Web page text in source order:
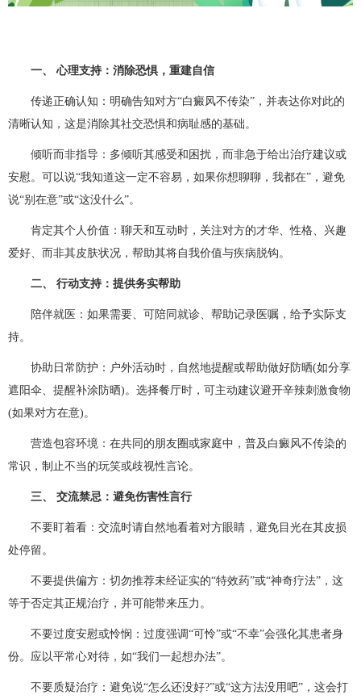
一、 心理支持：消除恐惧，重建自信
传递正确认知：明确告知对方“白癜风不传染”，并表达你对此的
清晰认知，这是消除其社交恐惧和病耻感的基础。
倾听而非指导：多倾听其感受和困扰，而非急于给出治疗建议或
安慰。可以说“我知道这一定不容易，如果你想聊聊，我都在”，避免
说“别在意”或“这没什么”。
肯定其个人价值：聊天和互动时，关注对方的才华、性格、兴趣
爱好、而非其皮肤状况，帮助其将自我价值与疾病脱钩。
二、 行动支持：提供务实帮助
陪伴就医：如果需要、可陪同就诊、帮助记录医嘱，给予实际支
持。
协助日常防护：户外活动时，自然地提醒或帮助做好防晒(如分享
遮阳伞、提醒补涂防晒)。选择餐厅时，可主动建议避开辛辣刺激食物
(如果对方在意)。
营造包容环境：在共同的朋友圈或家庭中，普及白癜风不传染的
常识，制止不当的玩笑或歧视性言论。
三、 交流禁忌：避免伤害性言行
不要盯着看：交流时请自然地看着对方眼睛，避免目光在其皮损
处停留。
不要提供偏方：切勿推荐未经证实的“特效药”或“神奇疗法”，这
等于否定其正规治疗，并可能带来压力。
不要过度安慰或怜悯：过度强调“可怜”或“不幸”会强化其患者身
份。应以平常心对待，如“我们一起想办法”。
不要质疑治疗：避免说“怎么还没好?”或“这方法没用吧”，这会打